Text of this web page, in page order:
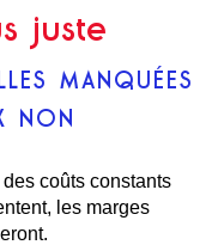
juste
MANQUÉES
NON
coûts constants
les marges